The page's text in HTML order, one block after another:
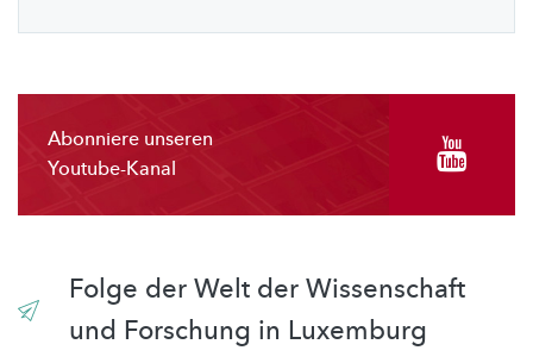
Abonniere unseren
Youtube-Kanal
Folge der Welt der Wissenschaft
und Forschung in Luxemburg